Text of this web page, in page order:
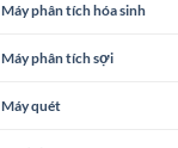
Máy phân tích hóa sinh
Máy phân tích sợi
Máy quét